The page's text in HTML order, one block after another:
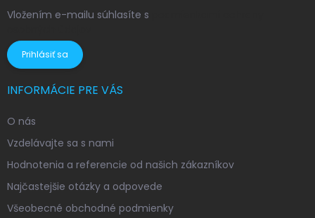
Vložením e-mailu súhlasíte s
Prihlásiť sa
INFORMÁCIE PRE VÁS
O nás
Vzdelávajte sa s nami
Hodnotenia a referencie od našich zákazníkov
Najčastejšie otázky a odpovede
Všeobecné obchodné podmienky